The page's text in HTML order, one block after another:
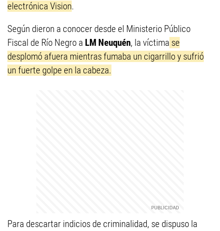
electrónica Vision.
Según dieron a conocer desde el Ministerio Público
Fiscal de Río Negro a LM Neuquén, la víctima se
desplomó afuera mientras fumaba un cigarrillo y sufrió
un fuerte golpe en la cabeza.
Para descartar indicios de criminalidad, se dispuso la